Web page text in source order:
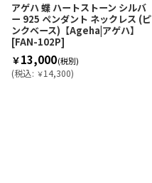
アゲハ 蝶 ハートストーン シルバ
ー 925 ペンダント ネックレス (ピ
ンクベース)【Ageha|アゲハ】
[FAN-102P]
￥13,000(税別)
(税込: ￥14,300)